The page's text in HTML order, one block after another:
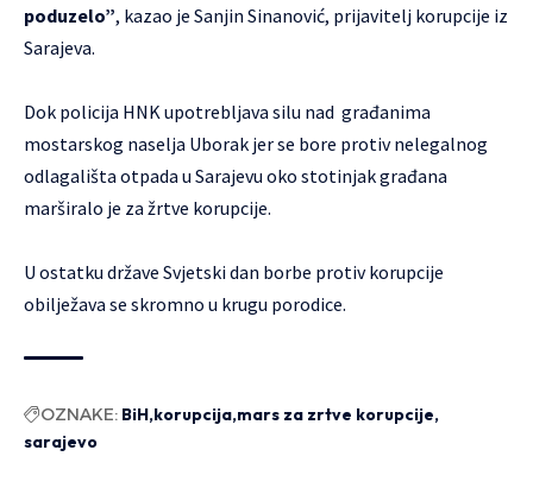
poduzelo”, kazao je Sanjin Sinanović, prijavitelj korupcije iz
Sarajeva.
Dok policija HNK upotrebljava silu nad građanima
mostarskog naselja Uborak jer se bore protiv nelegalnog
odlagališta otpada u Sarajevu oko stotinjak građana
marširalo je za žrtve korupcije.
U ostatku države Svjetski dan borbe protiv korupcije
obilježava se skromno u krugu porodice.
OZNAKE: BiH korupcija mars za zrtve korupcije
sarajevo